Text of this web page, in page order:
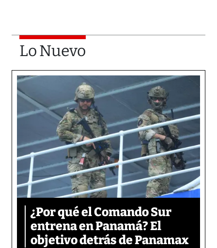
Lo Nuevo
¿Por qué el Comando Sur
entrena en Panamá? El
objetivo detrás de Panamax